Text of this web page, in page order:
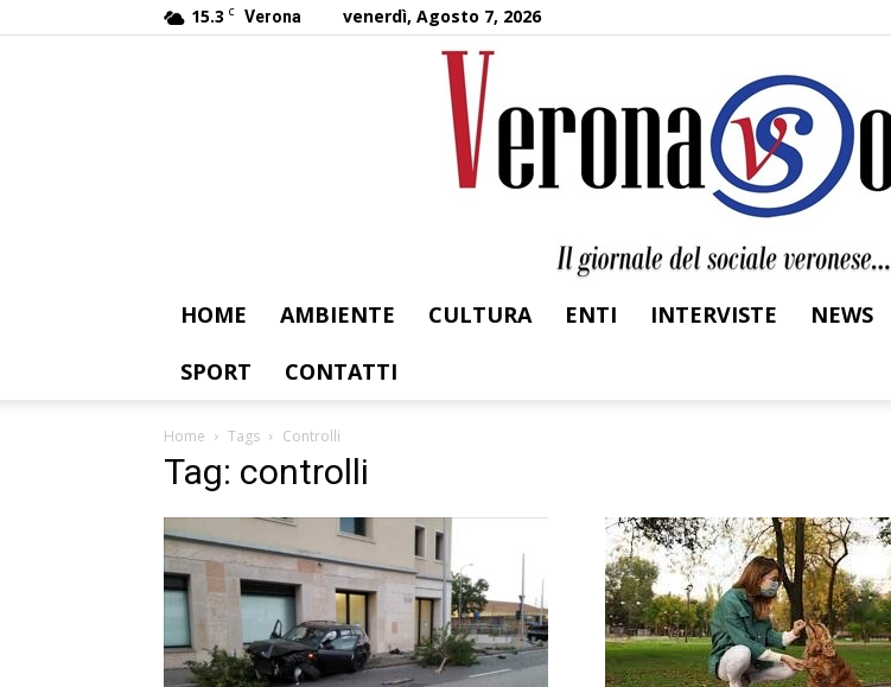
15.3 C Verona venerdì, Agosto 7, 2026
Sociale
HOME AMBIENTE CULTURA ENTI INTERVISTE NEWS
SPORT
CONTATTI
Home Tags Controlli
Tag: controlli